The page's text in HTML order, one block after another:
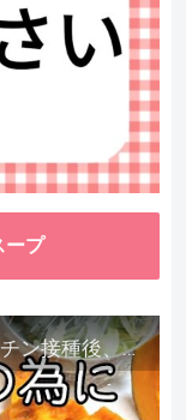
ープ
【身体はなんでも知ってる】ワクチン接種後、異常に食べたくなった野菜が細胞回復に貢献してくれました。